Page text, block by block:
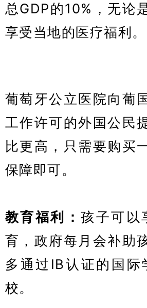
总GDP的10%，无论
享受当地的医疗福利。
葡萄牙公立医院向葡
工作许可的外国公民
比更高，只需要购买
保障即可。
教育福利：孩子可以
育，政府每月会补助
多通过IB认证的国
校。